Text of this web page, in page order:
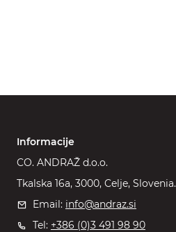
Informacije
CO. ANDRAŽ d.o.o.
Tkalska 16a, 3000, Celje, Slovenia.
Email: info@andraz.si
Tel: +386 (0)3 491 98 90